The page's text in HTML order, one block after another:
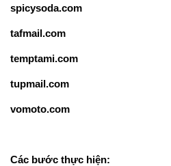
spicysoda.com
tafmail.com
temptami.com
tupmail.com
vomoto.com
Các bước thực hiện: